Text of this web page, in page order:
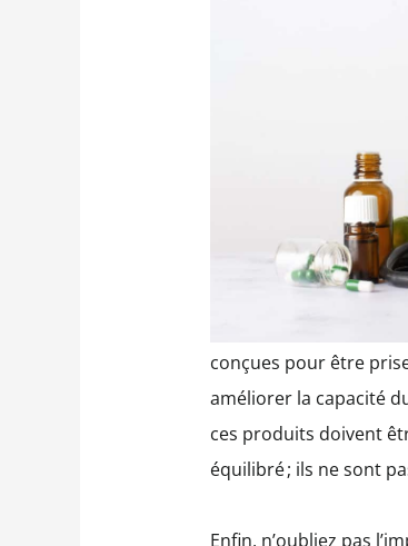
conçues pour être
améliorer la capacité
ces produits doivent
équilibré ; ils ne sont
Enfin, n’oubliez pas